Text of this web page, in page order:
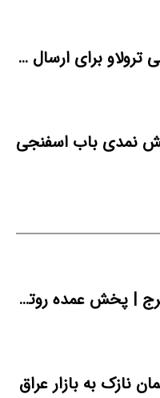
قیمت پتوی خارجی ترولاو برای ارسال به شهر شما
نمدی باب اسفنجی
بازار روتختی در کرج | پخش عمده روتختی دونفره عروس
نازک به بازار عراق